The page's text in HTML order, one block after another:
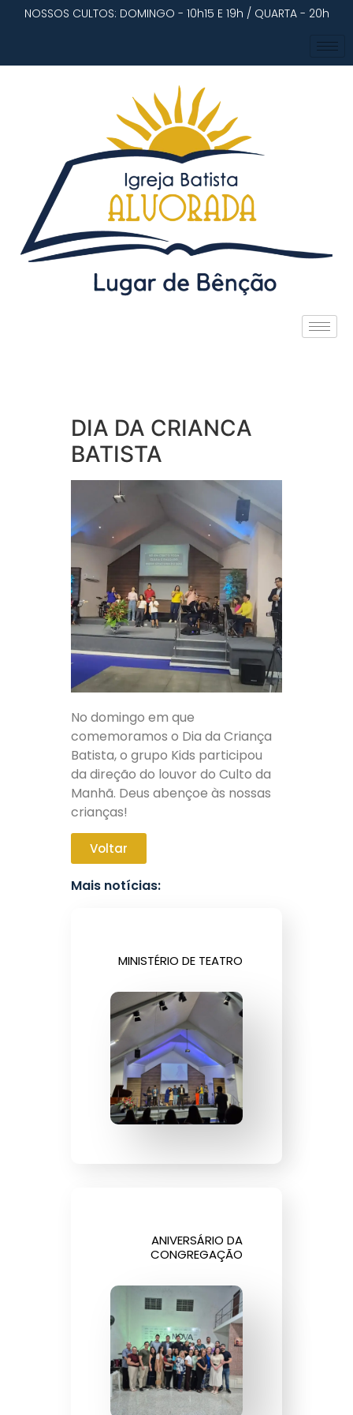
NOSSOS CULTOS: DOMINGO - 10h15 E 19h / QUARTA - 20h
DIA DA CRIANCA
BATISTA
No domingo em que
comemoramos o Dia da Criança
Batista, o grupo Kids participou
da direção do louvor do Culto da
Manhã. Deus abençoe às nossas
crianças!
Voltar
Mais notícias:
MINISTÉRIO DE TEATRO
ANIVERSÁRIO DA
CONGREGAÇÃO